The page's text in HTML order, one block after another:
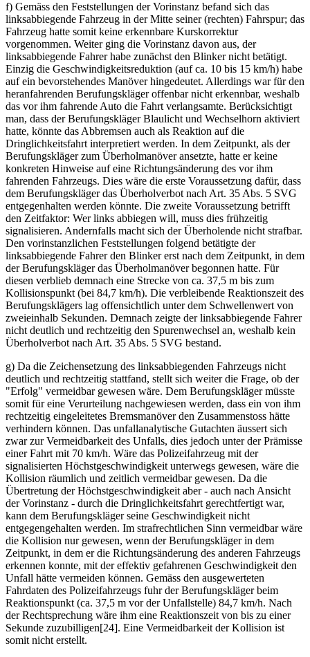
f) Gemäss den Feststellungen der Vorinstanz befand sich das
linksabbiegende Fahrzeug in der Mitte seiner (rechten) Fahrspur; das
Fahrzeug hatte somit keine erkennbare Kurskorrektur
vorgenommen. Weiter ging die Vorinstanz davon aus, der
linksabbiegende Fahrer habe zunächst den Blinker nicht betätigt.
Einzig die Geschwindigkeitsreduktion (auf ca. 10 bis 15 km/h) habe
auf ein bevorstehendes Manöver hingedeutet. Allerdings war für den
heranfahrenden Berufungskläger offenbar nicht erkennbar, weshalb
das vor ihm fahrende Auto die Fahrt verlangsamte. Berücksichtigt
man, dass der Berufungskläger Blaulicht und Wechselhorn aktiviert
hatte, könnte das Abbremsen auch als Reaktion auf die
Dringlichkeitsfahrt interpretiert werden. In dem Zeitpunkt, als der
Berufungskläger zum Überholmanöver ansetzte, hatte er keine
konkreten Hinweise auf eine Richtungsänderung des vor ihm
fahrenden Fahrzeugs. Dies wäre die erste Voraussetzung dafür, dass
dem Berufungskläger das Überholverbot nach Art. 35 Abs. 5 SVG
entgegenhalten werden könnte. Die zweite Voraussetzung betrifft
den Zeitfaktor: Wer links abbiegen will, muss dies frühzeitig
signalisieren. Andernfalls macht sich der Überholende nicht strafbar.
Den vorinstanzlichen Feststellungen folgend betätigte der
linksabbiegende Fahrer den Blinker erst nach dem Zeitpunkt, in dem
der Berufungskläger das Überholmanöver begonnen hatte. Für
diesen verblieb demnach eine Strecke von ca. 37,5 m bis zum
Kollisionspunkt (bei 84,7 km/h). Die verbleibende Reaktionszeit des
Berufungsklägers lag offensichtlich unter dem Schwellenwert von
zweieinhalb Sekunden. Demnach zeigte der linksabbiegende Fahrer
nicht deutlich und rechtzeitig den Spurenwechsel an, weshalb kein
Überholverbot nach Art. 35 Abs. 5 SVG bestand.
g) Da die Zeichensetzung des linksabbiegenden Fahrzeugs nicht
deutlich und rechtzeitig stattfand, stellt sich weiter die Frage, ob der
"Erfolg" vermeidbar gewesen wäre. Dem Berufungskläger müsste
somit für eine Verurteilung nachgewiesen werden, dass ein von ihm
rechtzeitig eingeleitetes Bremsmanöver den Zusammenstoss hätte
verhindern können. Das unfallanalytische Gutachten äussert sich
zwar zur Vermeidbarkeit des Unfalls, dies jedoch unter der Prämisse
einer Fahrt mit 70 km/h. Wäre das Polizeifahrzeug mit der
signalisierten Höchstgeschwindigkeit unterwegs gewesen, wäre die
Kollision räumlich und zeitlich vermeidbar gewesen. Da die
Übertretung der Höchstgeschwindigkeit aber - auch nach Ansicht
der Vorinstanz - durch die Dringlichkeitsfahrt gerechtfertigt war,
kann dem Berufungskläger seine Geschwindigkeit nicht
entgegengehalten werden. Im strafrechtlichen Sinn vermeidbar wäre
die Kollision nur gewesen, wenn der Berufungskläger in dem
Zeitpunkt, in dem er die Richtungsänderung des anderen Fahrzeugs
erkennen konnte, mit der effektiv gefahrenen Geschwindigkeit den
Unfall hätte vermeiden können. Gemäss den ausgewerteten
Fahrdaten des Polizeifahrzeugs fuhr der Berufungskläger beim
Reaktionspunkt (ca. 37,5 m vor der Unfallstelle) 84,7 km/h. Nach
der Rechtsprechung wäre ihm eine Reaktionszeit von bis zu einer
Sekunde zuzubilligen[24]. Eine Vermeidbarkeit der Kollision ist
somit nicht erstellt.